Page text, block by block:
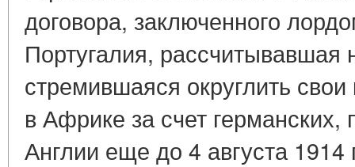
договора, заключенного
Португалия, рассчитывавшая
стремившаяся округлить
в Африке за счет германских,
Англии еще до 4 августа 1914